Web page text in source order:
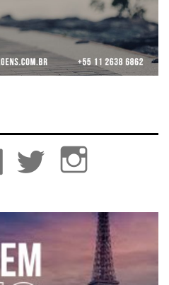
Facebook Twitter